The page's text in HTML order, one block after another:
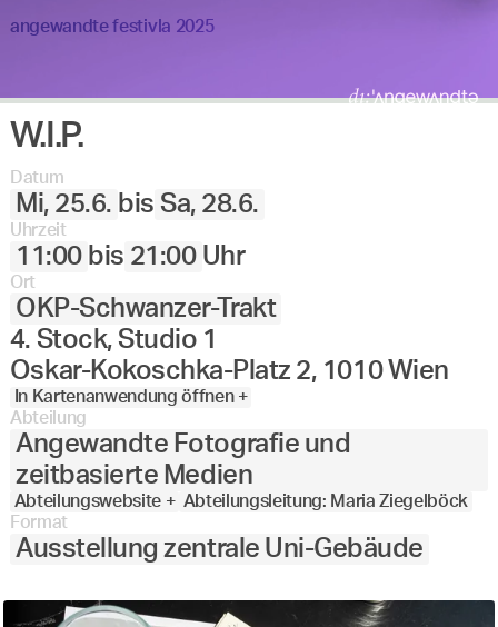
angewandte festivla 2025
W.I.P.
Datum
Mi, 25.6. bis Sa, 28.6.
Uhrzeit
11:00 bis 21:00 Uhr
Ort
OKP-Schwanzer-Trakt
4. Stock, Studio 1
Oskar-Kokoschka-Platz 2, 1010 Wien
In Kartenanwendung öffnen +
Abteilung
Angewandte Fotografie und
zeitbasierte Medien
Abteilungswebsite + Abteilungsleitung: Maria Ziegelböck
Format
Ausstellung zentrale Uni-Gebäude